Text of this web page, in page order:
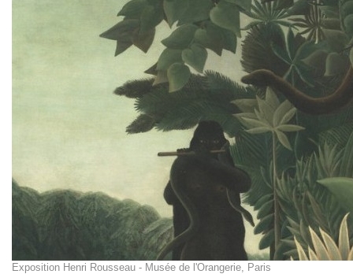
Exposition Henri Rousseau - Musée de l'Orangerie, Paris